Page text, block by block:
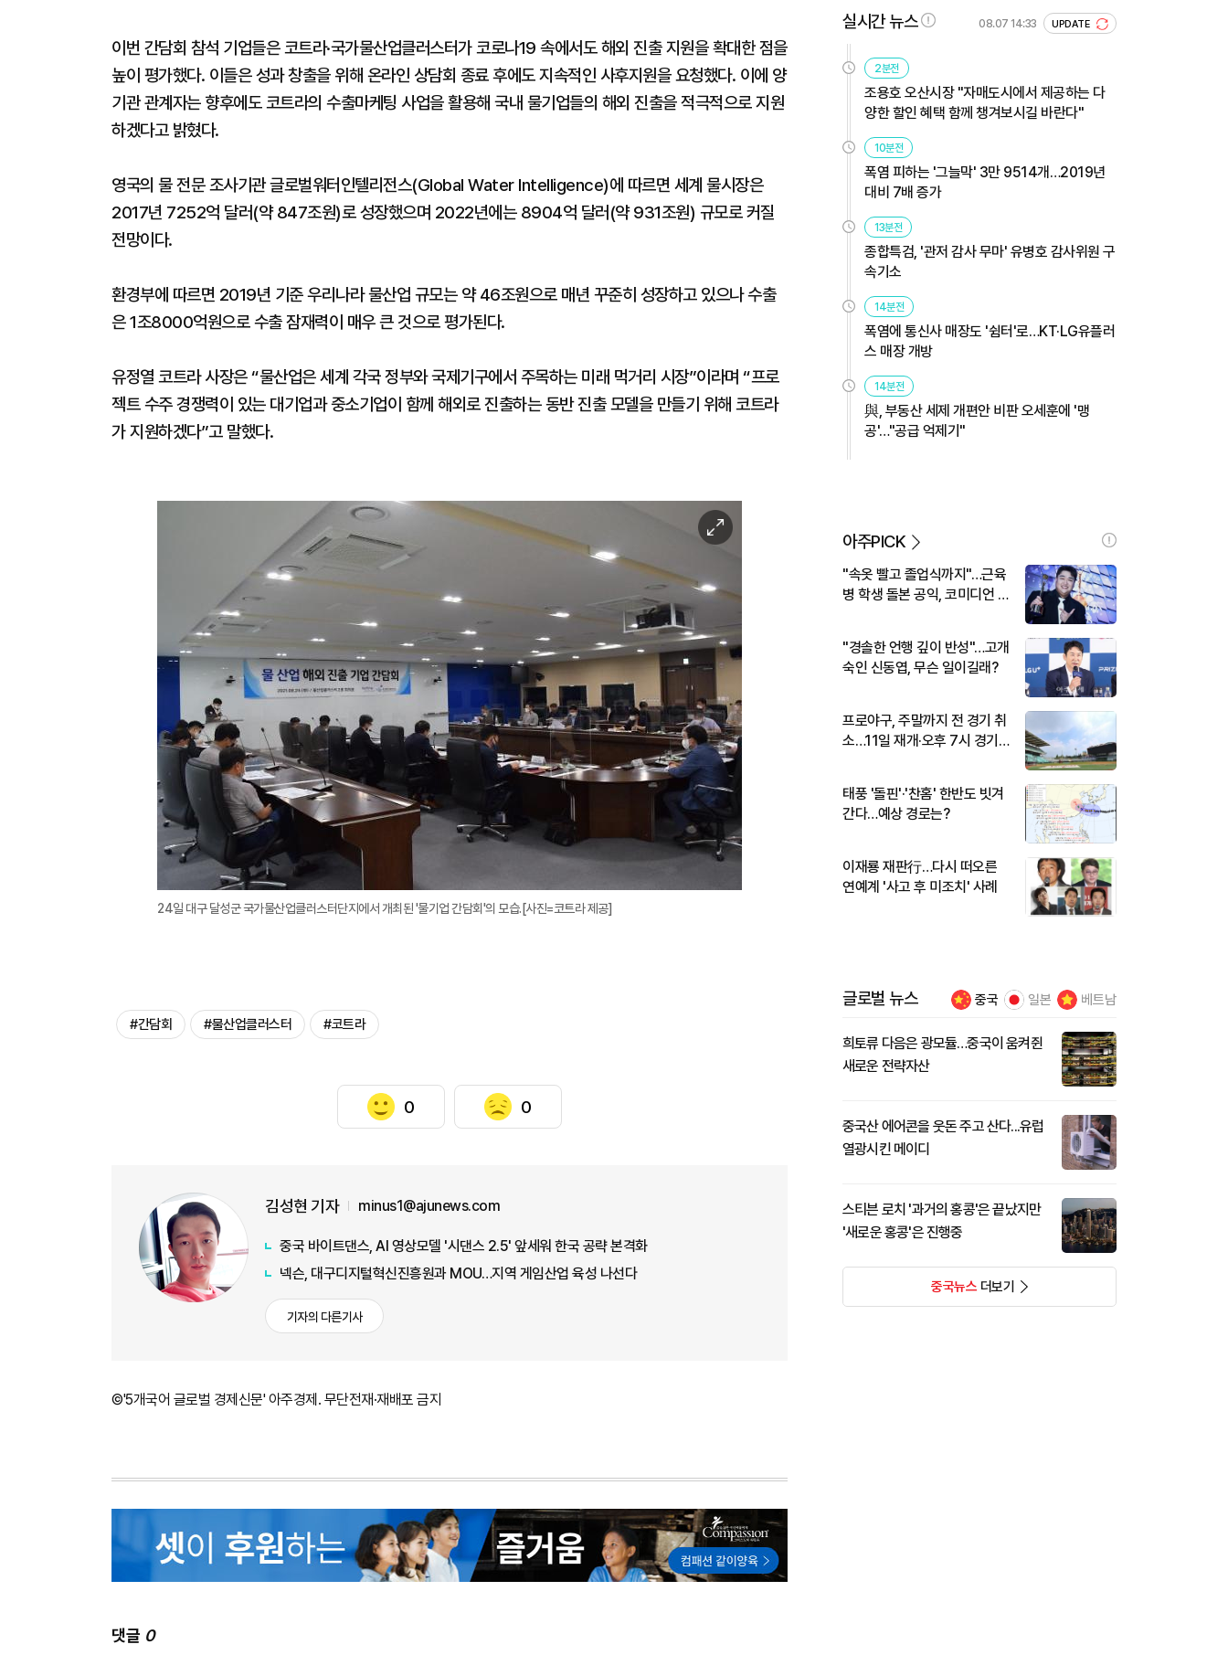
이번 간담회 참석 기업들은 코트라·국가물산업클러스터가 코로나19 속에서도 해외 진출 지원을 확대한 점을
높이 평가했다. 이들은 성과 창출을 위해 온라인 상담회 종료 후에도 지속적인 사후지원을 요청했다. 이에 양
기관 관계자는 향후에도 코트라의 수출마케팅 사업을 활용해 국내 물기업들의 해외 진출을 적극적으로 지원
하겠다고 밝혔다.
영국의 물 전문 조사기관 글로벌워터인텔리전스(Global Water Intelligence)에 따르면 세계 물시장은
2017년 7252억 달러(약 847조원)로 성장했으며 2022년에는 8904억 달러(약 931조원) 규모로 커질
전망이다.
환경부에 따르면 2019년 기준 우리나라 물산업 규모는 약 46조원으로 매년 꾸준히 성장하고 있으나 수출
은 1조8000억원으로 수출 잠재력이 매우 큰 것으로 평가된다.
유정열 코트라 사장은 “물산업은 세계 각국 정부와 국제기구에서 주목하는 미래 먹거리 시장”이라며 “프로
젝트 수주 경쟁력이 있는 대기업과 중소기업이 함께 해외로 진출하는 동반 진출 모델을 만들기 위해 코트라
가 지원하겠다”고 말했다.
이
미
지
대
24일 대구 달성군 국가물산업클러스터단지에서 개최된 '물기업 간담회'의 모습.[사진=코트라 제공]
#간담회 #물산업클러스터 #코트라
0 0
김성현 기자 minus1@ajunews.com
중국 바이트댄스, AI 영상모델 '시댄스 2.5' 앞세워 한국 공략 본격화
넥슨, 대구디지털혁신진흥원과 MOU…지역 게임산업 육성 나선다
기자의 다른기사
©'5개국어 글로벌 경제신문' 아주경제. 무단전재·재배포 금지
댓글 0
실시간 뉴스 08.07 14:33 UPDATE
2분전
조용호 오산시장 "자매도시에서 제공하는 다
양한 할인 혜택 함께 챙겨보시길 바란다"
10분전
폭염 피하는 '그늘막' 3만 9514개…2019년
대비 7배 증가
13분전
종합특검, '관저 감사 무마' 유병호 감사위원 구
속기소
14분전
폭염에 통신사 매장도 '쉼터'로…KT·LG유플러
스 매장 개방
14분전
與, 부동산 세제 개편안 비판 오세훈에 '맹
공'…"공급 억제기"
아주PICK
"속옷 빨고 졸업식까지"…근육
병 학생 돌본 공익, 코미디언 김
"경솔한 언행 깊이 반성"…고개
숙인 신동엽, 무슨 일이길래?
프로야구, 주말까지 전 경기 취
소…11일 재개·오후 7시 경기
태풍 '돌핀'·'찬홈' 한반도 빗겨
간다…예상 경로는?
이재룡 재판行…다시 떠오른
연예계 '사고 후 미조치' 사례
글로벌 뉴스 중국 일본 베트남
희토류 다음은 광모듈…중국이 움켜쥔
새로운 전략자산
중국산 에어콘을 웃돈 주고 산다...유럽
열광시킨 메이디
스티븐 로치 '과거의 홍콩'은 끝났지만
'새로운 홍콩'은 진행중
중국뉴스더보기